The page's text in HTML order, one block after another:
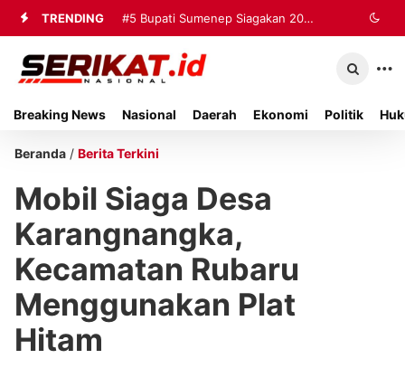
TRENDING #5 Bupati Sumenep Siagakan 20
Ambulans dan Tiga Rumah Sakit
Breaking News Nasional Daerah Ekonomi Politik
Beranda / Berita Terkini
Mobil Siaga Desa
Karangnangka,
Kecamatan Rubaru
Menggunakan Plat
Hitam